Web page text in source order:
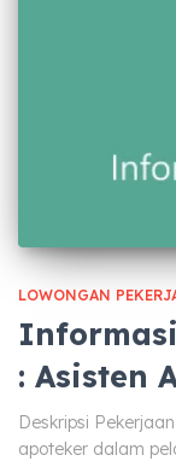
LOWONGAN
: Asisten
Deskripsi
apoteker dalam